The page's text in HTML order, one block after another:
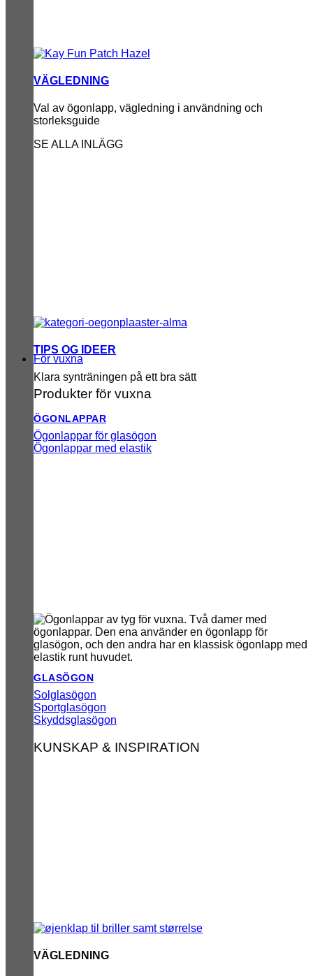
VÄGLEDNING
Val av ögonlapp, vägledning i användning och
storleksguide
SE ALLA INLÄGG
TIPS OG IDEER
Klara synträningen på ett bra sätt
För vuxna
Produkter för vuxna
ÖGONLAPPAR
Ögonlappar för glasögon
Ögonlappar med elastik
GLASÖGON
Solglasögon
Sportglasögon
Skyddsglasögon
KUNSKAP & INSPIRATION
VÄGLEDNING